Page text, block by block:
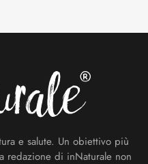
e salute. Un obiettivo più
redazione di inNaturale non